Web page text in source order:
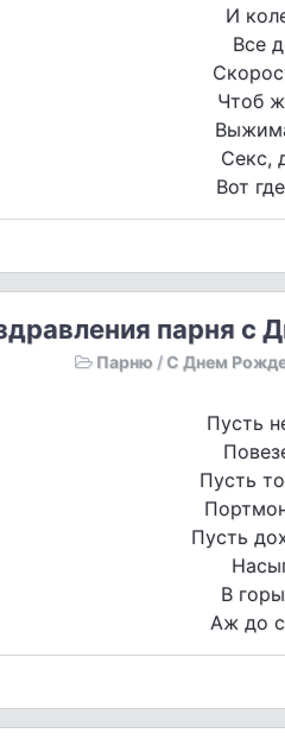
И
Все
Чтоб
Секс,
Вот
парня с
Парню / С Днем
Пусть
Пусть
Пусть
В
Аж до